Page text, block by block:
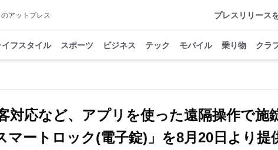
アットプレス プレスリリース
イフスタイル スポーツ ビジネス テック モバイル 乗り物 クラ
対応など、アプリを使った遠隔操作で施
マートロック(電子錠)」を8月20日より提